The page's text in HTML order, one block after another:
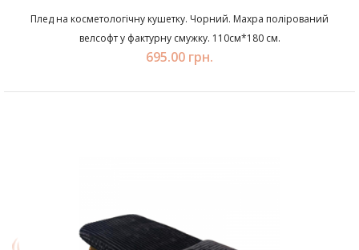
Плед на косметологічну кушетку. Чорний. Махра полірований
велсофт у фактурну смужку. 110см*180 см.
695.00 грн.